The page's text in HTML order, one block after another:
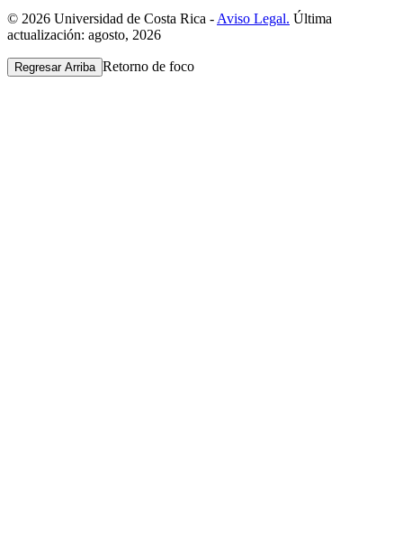
© 2026 Universidad de Costa Rica - Aviso Legal. Última
actualización: agosto, 2026
Regresar Arriba Retorno de foco